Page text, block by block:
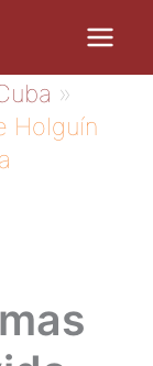
Holguín